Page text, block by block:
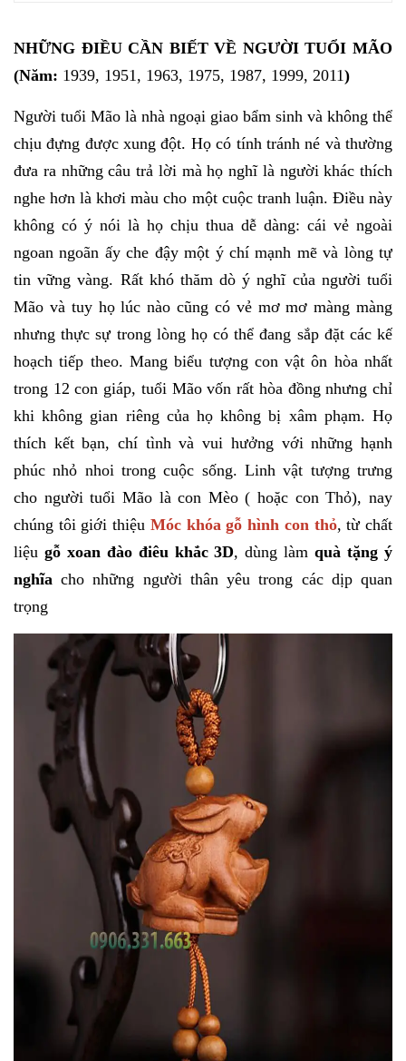
NHỮNG ĐIỀU CẦN BIẾT VỀ NGƯỜI TUỔI MÃO
(Năm: 1939, 1951, 1963, 1975, 1987, 1999, 2011)
Người tuổi Mão là nhà ngoại giao bẩm sinh và không thể
chịu đựng được xung đột. Họ có tính tránh né và thường
đưa ra những câu trả lời mà họ nghĩ là người khác thích
nghe hơn là khơi màu cho một cuộc tranh luận. Điều này
không có ý nói là họ chịu thua dễ dàng: cái vẻ ngoài
ngoan ngoãn ấy che đậy một ý chí mạnh mẽ và lòng tự
tin vững vàng. Rất khó thăm dò ý nghĩ của người tuổi
Mão và tuy họ lúc nào cũng có vẻ mơ mơ màng màng
nhưng thực sự trong lòng họ có thể đang sắp đặt các kế
hoạch tiếp theo. Mang biểu tượng con vật ôn hòa nhất
trong 12 con giáp, tuổi Mão vốn rất hòa đồng nhưng chỉ
khi không gian riêng của họ không bị xâm phạm. Họ
thích kết bạn, chí tình và vui hưởng với những hạnh
phúc nhỏ nhoi trong cuộc sống. Linh vật tượng trưng
cho người tuổi Mão là con Mèo ( hoặc con Thỏ), nay
chúng tôi giới thiệu Móc khóa gỗ hình con thỏ, từ chất
liệu gỗ xoan đào điêu khắc 3D, dùng làmquà tặng ý
nghĩa cho những người thân yêu trong các dịp quan
trọng